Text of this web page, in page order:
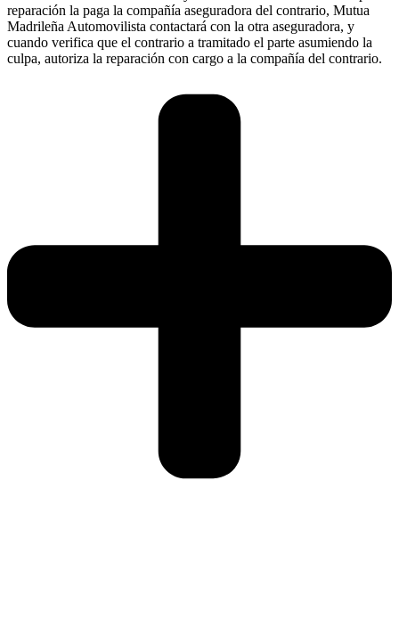
reparación la paga la compañía aseguradora del contrario, Mutua
Madrileña Automovilista contactará con la otra aseguradora, y
cuando verifica que el contrario a tramitado el parte asumiendo la
culpa, autoriza la reparación con cargo a la compañía del contrario.